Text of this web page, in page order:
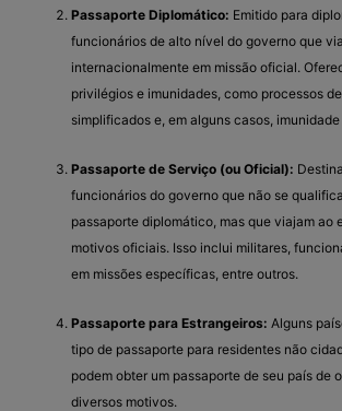
Passaporte Diplomático: Emitido para
funcionários de alto nível do governo que
internacionalmente em missão oficial.
privilégios e imunidades, como processos
simplificados e, em alguns casos,
Passaporte de Serviço (ou Oficial):
funcionários do governo que não se
passaporte diplomático, mas que viajam ao
motivos oficiais. Isso inclui militares,
em missões específicas, entre outros.
Passaporte para Estrangeiros: Alguns
tipo de passaporte para residentes não
podem obter um passaporte de seu país de
diversos motivos.